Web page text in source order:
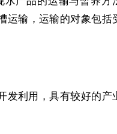
运输，运输的对象包括
发利用，具有较好的产